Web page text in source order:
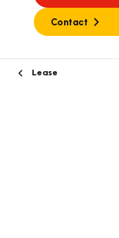
Contact
Lease